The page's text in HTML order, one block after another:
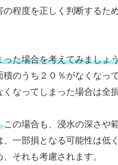
程度を正しく判断するた
た場合を考えてみましょ
のうち２０％がなくなっ
なってしまった場合は全
この場合も、浸水の深さや
一部損となる可能性は低
それも考慮されます。